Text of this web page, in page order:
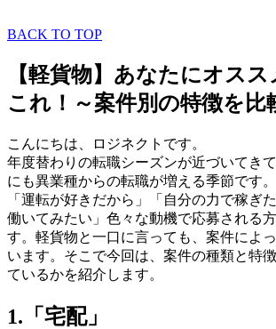
BACK TO TOP
【軽貨物】あなたにオス
これ！～案件別の特徴を比
こんにちは、ロジネクトです。
年度替わりの転職シーズンが近づいてき
にも異業種からの転職が増える季節です。
「運転が好きだから」「自分の力で稼ぎ
働いてみたい」色々な動機で応募される
す。軽貨物と一口に言っても、案件によ
います。そこで今回は、案件の種類と特
ているかを紹介します。
1.「宅配」